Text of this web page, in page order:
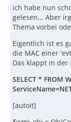
ich habe nun
gelesen... Aber
Thema vorbei
Eigentlich ist es
die MAC einer
Das klappt in
SELECT * FROM
[autoit]